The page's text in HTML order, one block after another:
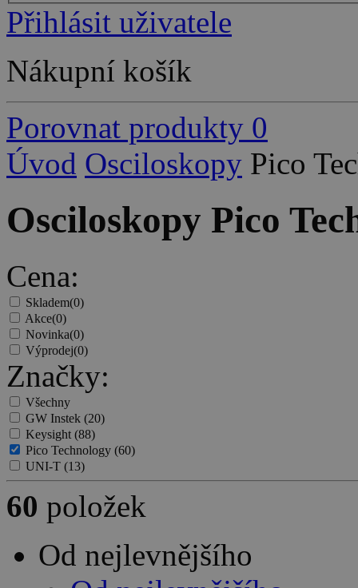
Přihlásit uživatele
Nákupní košík
Porovnat produkty 0
Úvod Osciloskopy Pico
Osciloskopy Pico
Cena:
Skladem(0)
Akce(0)
Novinka(0)
Výprodej(0)
Značky:
Všechny
GW Instek (20)
Keysight(88)
Pico Technology (60)
UNI-T (13)
60 položek
Od nejlevnějšího